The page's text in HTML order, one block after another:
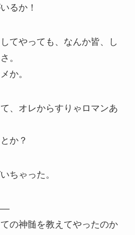
るか！
てやっても、なんか皆、し
。
か。
、オレからすりゃロマンあ
か？
ちゃった。
の神髄を教えてやったのか